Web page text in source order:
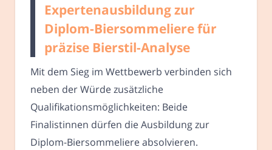
Expertenausbildung zur
Diplom-Biersommeliere für
präzise Bierstil-Analyse
Mit dem Sieg im Wettbewerb verbinden sich
neben der Würde zusätzliche
Qualifikationsmöglichkeiten: Beide
Finalistinnen dürfen die Ausbildung zur
Diplom-Biersommeliere absolvieren.